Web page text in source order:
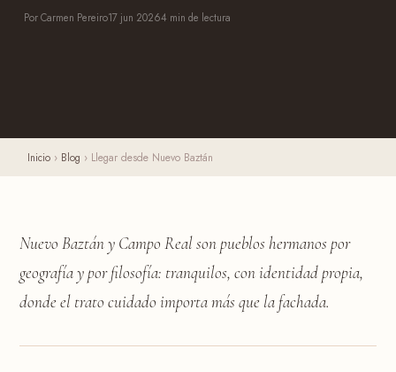
Por Carmen Pereiro17 jun 20264 min de lectura
Inicio › Blog › Llegar desde Nuevo Baztán
Nuevo Baztán y Campo Real son pueblos hermanos por
geografía y por filosofía: tranquilos, con identidad propia,
donde el trato cuidado importa más que la fachada.